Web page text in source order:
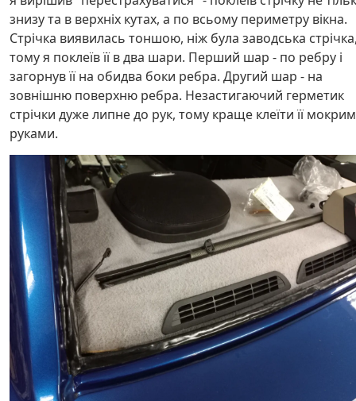
знизу та в верхніх кутах, а по всьому периметру вікна.
Стрічка виявилась тоншою, ніж була заводська
тому я поклеїв її в два шари. Перший шар - по ребру і
загорнув її на обидва боки ребра. Другий шар - на
зовнішню поверхню ребра. Незастигаючий герметик
стрічки дуже липне до рук, тому краще клеїти її
руками.